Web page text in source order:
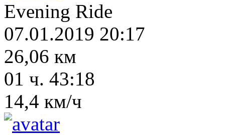
Evening Ride
07.01.2019 20:17
26,06 км
01 ч. 43:18
14,4 км/ч